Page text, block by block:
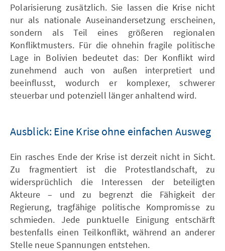
Polarisierung zusätzlich. Sie lassen die Krise nicht
nur als nationale Auseinandersetzung erscheinen,
sondern als Teil eines größeren regionalen
Konfliktmusters. Für die ohnehin fragile politische
Lage in Bolivien bedeutet das: Der Konflikt wird
zunehmend auch von außen interpretiert und
beeinflusst, wodurch er komplexer, schwerer
steuerbar und potenziell länger anhaltend wird.
Ausblick: Eine Krise ohne einfachen Ausweg
Ein rasches Ende der Krise ist derzeit nicht in Sicht.
Zu fragmentiert ist die Protestlandschaft, zu
widersprüchlich die Interessen der beteiligten
Akteure – und zu begrenzt die Fähigkeit der
Regierung, tragfähige politische Kompromisse zu
schmieden. Jede punktuelle Einigung entschärft
bestenfalls einen Teilkonflikt, während an anderer
Stelle neue Spannungen entstehen.